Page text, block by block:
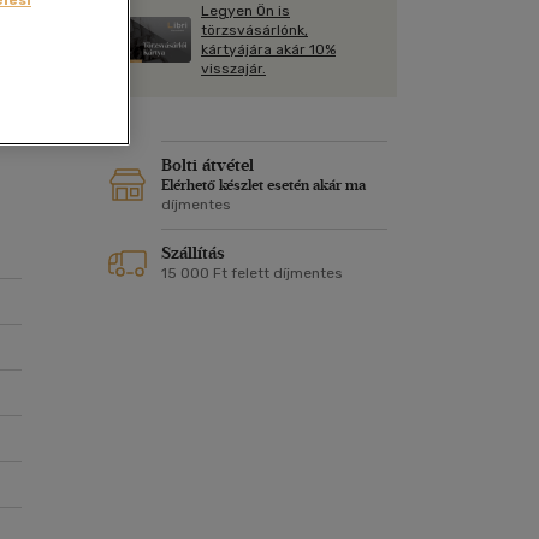
Kártya
Képeslap
Naptár
Legyen Ön is
törzsvásárlónk,
kártyájára akár 10%
visszajár.
Bolti átvétel
Elérhető készlet esetén akár ma
díjmentes
Szállítás
15 000 Ft felett díjmentes